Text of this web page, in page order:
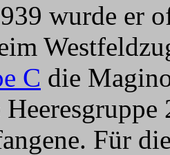
wurde er
C die
Für